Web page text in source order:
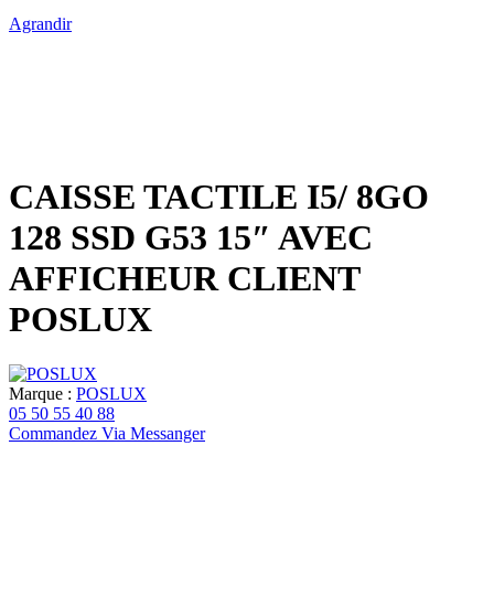
Agrandir
CAISSE TACTILE I5/ 8GO
128 SSD G53 15″ AVEC
AFFICHEUR CLIENT
POSLUX
Marque : POSLUX
05 50 55 40 88
Commandez Via Messanger